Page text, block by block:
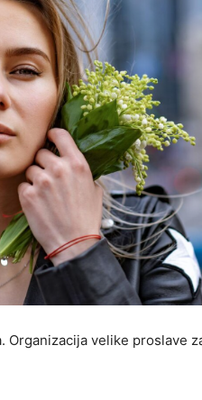
Organizacija velike proslave